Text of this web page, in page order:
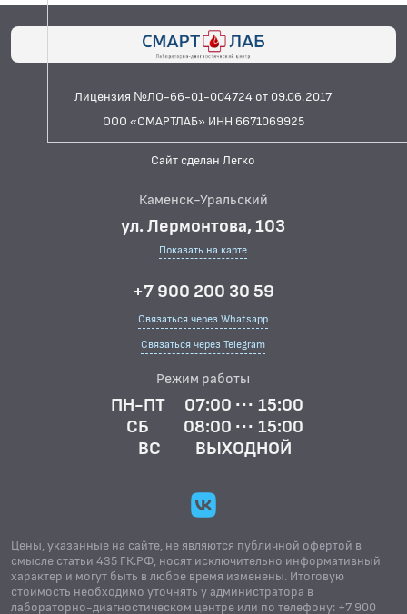
Лицензия №ЛО-66-01-004724 от 09.06.2017
ООО «СМАРТЛАБ» ИНН 6671069925
Сайт сделан Легко
Каменск-Уральский
ул. Лермонтова, 103
Показать на карте
+7 900 200 30 59
Связаться через Whatsapp
Связаться через Telegram
Режим работы
ПН-ПТ
07:00 ··· 15:00
СБ
08:00 ··· 15:00
ВС
ВЫХОДНОЙ
Цены, указанные на сайте, не являются публичной офертой в
смысле статьи 435 ГК.РФ, носят исключительно информативный
характер и могут быть в любое время изменены. Итоговую
стоимость необходимо уточнять у администратора в
лабораторно-диагностическом центре или по телефону: +7 900